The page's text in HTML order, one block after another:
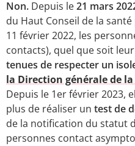
Non. Depuis le21 mars
du Haut Conseil de la santé
11 février 2022, les
contacts), quel que soit
tenues de respecter un
la Direction générale de
Depuis le 1er février 2023,
plus de réaliser un test de
de la notification du statut
personnes contact